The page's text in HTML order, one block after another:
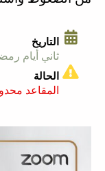
التاريخ
ثاني أيام
الحالة
المقاعد